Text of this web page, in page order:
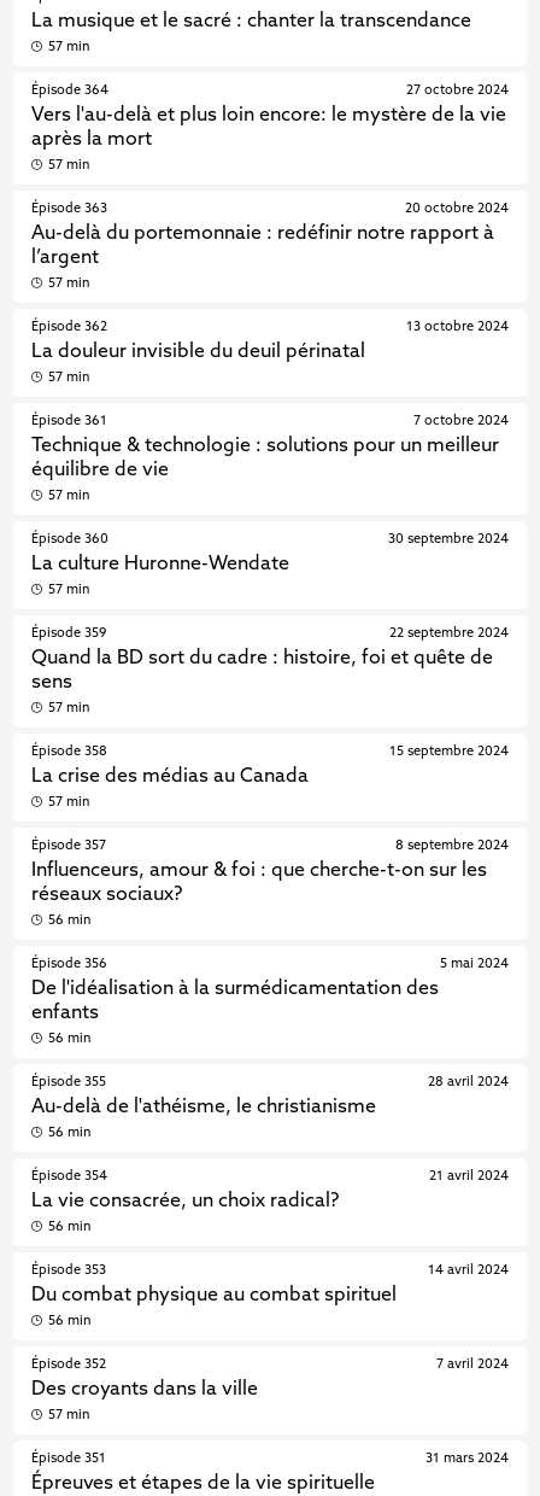
La musique et le sacré : chanter la transcendance
57 min
Épisode 364
Vers l'au-delà et plus loin encore: le mystère de la vie
après la mort
27 octobre 2024
57 min
Épisode 363
Au-delà du portemonnaie : redéfinir notre rapport à
l’argent
20 octobre 2024
57 min
Épisode 362
La douleur invisible du deuil périnatal
13 octobre 2024
57 min
Épisode 361
Technique & technologie : solutions pour un meilleur
équilibre de vie
7 octobre 2024
57 min
Épisode 360
La culture Huronne-Wendate
30 septembre 2024
57 min
Épisode 359
Quand la BD sort du cadre : histoire, foi et quête de
sens
22 septembre 2024
57 min
Épisode 358
La crise des médias au Canada
15 septembre 2024
57 min
Épisode 357
Influenceurs, amour & foi : que cherche-t-on sur les
réseaux sociaux?
8 septembre 2024
56 min
Épisode 356
De l'idéalisation à la surmédicamentation des
enfants
5 mai 2024
56 min
Épisode 355
Au-delà de l'athéisme, le christianisme
28 avril 2024
56 min
Épisode 354
La vie consacrée, un choix radical?
21 avril 2024
56 min
Épisode 353
Du combat physique au combat spirituel
14 avril 2024
56 min
Épisode 352
Des croyants dans la ville
7 avril 2024
57 min
Épisode 351
Épreuves et étapes de la vie spirituelle
31 mars 2024